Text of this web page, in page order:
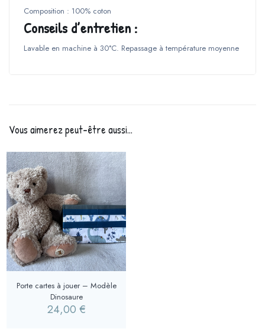
Composition : 100% coton
Conseils d’entretien :
Lavable en machine à 30°C. Repassage à température moyenne
Vous aimerez peut-être aussi…
Porte cartes à jouer – Modèle
Dinosaure
24,00 €